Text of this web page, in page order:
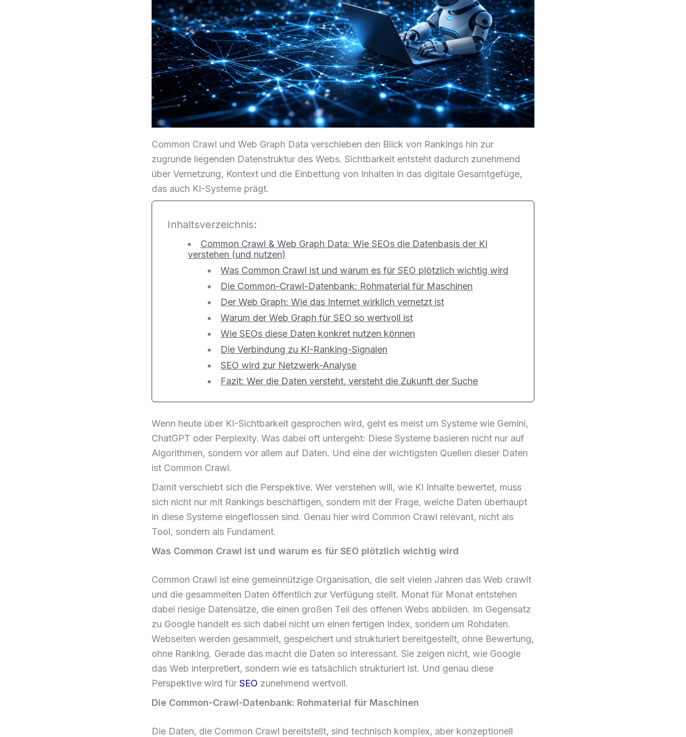
Common Crawl und Web Graph Data verschieben den Blick von Rankings hin zur
zugrunde liegenden Datenstruktur des Webs. Sichtbarkeit entsteht dadurch zunehmend
über Vernetzung, Kontext und die Einbettung von Inhalten in das digitale Gesamtgefüge,
das auch KI-Systeme prägt.
Inhaltsverzeichnis:
Common Crawl & Web Graph Data: Wie SEOs die Datenbasis der KI
verstehen (und nutzen)
Was Common Crawl ist und warum es für SEO plötzlich wichtig wird
Die Common-Crawl-Datenbank: Rohmaterial für Maschinen
Der Web Graph: Wie das Internet wirklich vernetzt ist
Warum der Web Graph für SEO so wertvoll ist
Wie SEOs diese Daten konkret nutzen können
Die Verbindung zu KI-Ranking-Signalen
SEO wird zur Netzwerk-Analyse
Fazit: Wer die Daten versteht, versteht die Zukunft der Suche
Wenn heute über KI-Sichtbarkeit gesprochen wird, geht es meist um Systeme wie Gemini,
ChatGPT oder Perplexity. Was dabei oft untergeht: Diese Systeme basieren nicht nur auf
Algorithmen, sondern vor allem auf Daten. Und eine der wichtigsten Quellen dieser Daten
ist Common Crawl.
Damit verschiebt sich die Perspektive. Wer verstehen will, wie KI Inhalte bewertet, muss
sich nicht nur mit Rankings beschäftigen, sondern mit der Frage, welche Daten überhaupt
in diese Systeme eingeflossen sind. Genau hier wird Common Crawl relevant, nicht als
Tool, sondern als Fundament.
Was Common Crawl ist und warum es für SEO plötzlich wichtig wird
Common Crawl ist eine gemeinnützige Organisation, die seit vielen Jahren das Web crawlt
und die gesammelten Daten öffentlich zur Verfügung stellt. Monat für Monat entstehen
dabei riesige Datensätze, die einen großen Teil des offenen Webs abbilden. Im Gegensatz
zu Google handelt es sich dabei nicht um einen fertigen Index, sondern um Rohdaten.
Webseiten werden gesammelt, gespeichert und strukturiert bereitgestellt, ohne Bewertung,
ohne Ranking. Gerade das macht die Daten so interessant. Sie zeigen nicht, wie Google
das Web interpretiert, sondern wie es tatsächlich strukturiert ist. Und genau diese
Perspektive wird für SEO zunehmend wertvoll.
Die Common-Crawl-Datenbank: Rohmaterial für Maschinen
Die Daten, die Common Crawl bereitstellt, sind technisch komplex, aber konzeptionell